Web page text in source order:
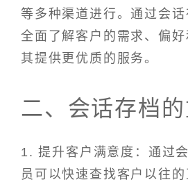
等多种渠道进行。通过会
全面了解客户的需求、偏
其提供更优质的服务。
二、会话存档
1. 提升客户满意度：通过
员可以快速查找客户以往